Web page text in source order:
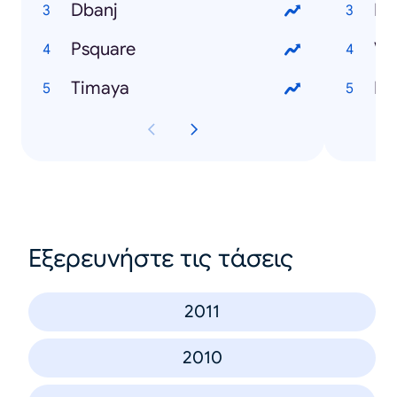
Dbanj
Psquare
Timaya
Εξερευνήστε τις τάσεις
2011
2010